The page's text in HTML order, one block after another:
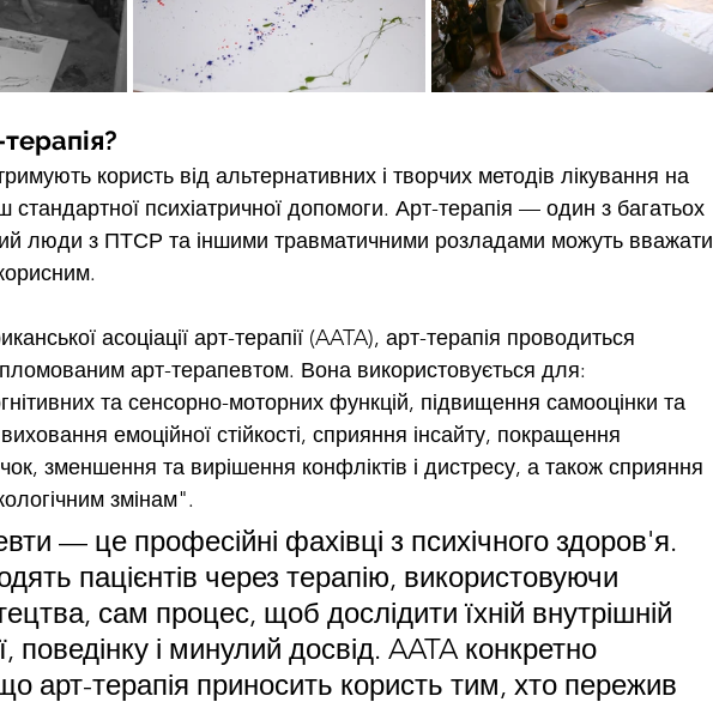
користь від альтернативних і творчих методів лікування на
стандартної психіатричної допомоги. Арт-терапія — один з багатьох
люди з ПТСР та іншими травматичними розладами можуть вважати
асоціації арт-терапії (AATA), арт-терапія проводиться
арт-терапевтом. Вона використовується для:
та сенсорно-моторних функцій, підвищення самооцінки та
емоційної стійкості, сприяння інсайту, покращення
зменшення та вирішення конфліктів і дистресу, а також сприяння
змінам".
— це професійні фахівці з психічного здоров'я.
пацієнтів через терапію, використовуючи
сам процес, щоб дослідити їхній внутрішній
поведінку і минулий досвід. AATA конкретно
арт-терапія приносить користь тим, хто пережив